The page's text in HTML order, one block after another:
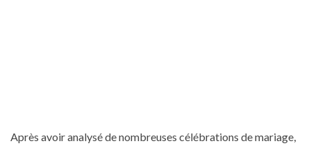
Après avoir analysé de nombreuses célébrations de mariage,